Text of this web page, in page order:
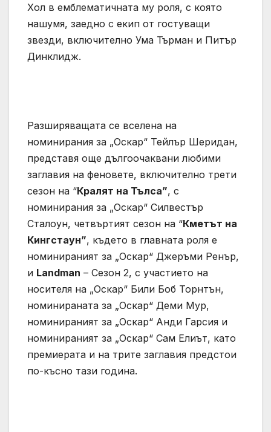
Хол в емблематичната му роля, с която
нашумя, заедно с екип от гостуващи
звезди, включително Ума Търман и Питър
Динклидж.
Разширяващата се вселена на
номинирания за „Оскар“ Тейлър Шеридан,
представя още дългоочаквани любими
заглавия на феновете, включително трети
сезон на “Кралят на Тълса”, с
номинирания за „Оскар“ Силвестър
Сталоун, четвъртият сезон на “Кметът на
Кингстаун”, където в главната роля е
номинираният за „Оскар“ Джеръми Ренър,
и Landman – Сезон 2, с участието на
носителя на „Оскар“ Били Боб Торнтън,
номинираната за „Оскар“ Деми Мур,
номинираният за „Оскар“ Анди Гарсия и
номинираният за „Оскар“ Сам Елиът, като
премиерата и на трите заглавия предстои
по-късно тази година.